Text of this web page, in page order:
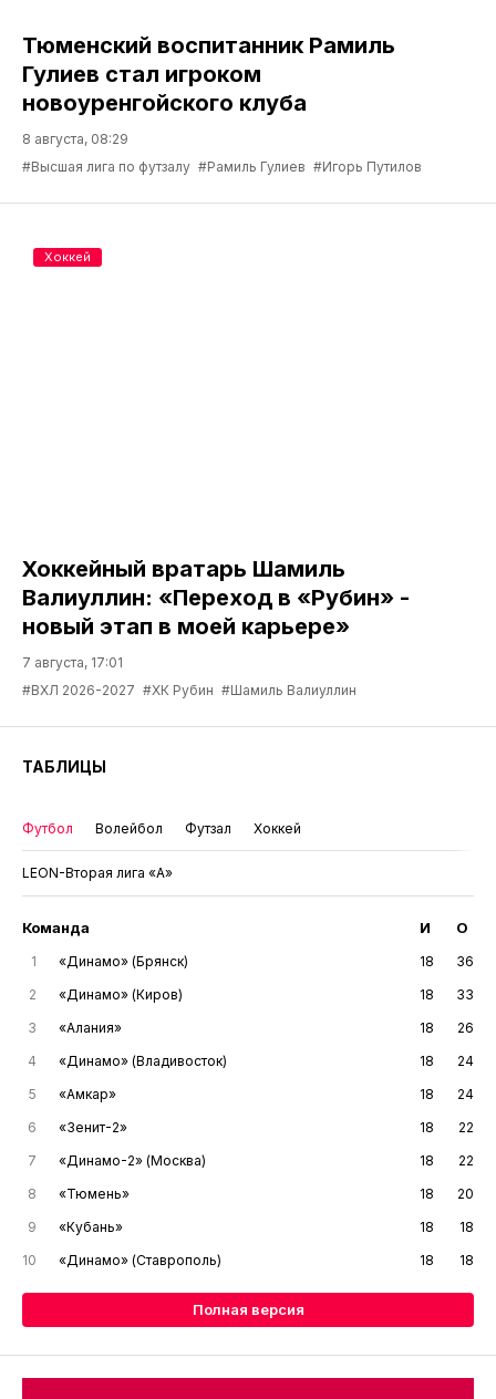
Тюменский воспитанник Рамиль
Гулиев стал игроком
новоуренгойского клуба
8 августа, 08:29
#Высшая лига по футзалу #Рамиль Гулиев #Игорь Путилов
Хоккейный вратарь Шамиль
Валиуллин: «Переход в «Рубин» -
новый этап в моей карьере»
7 августа, 17:01
#ВХЛ 2026-2027 #ХК Рубин #Шамиль Валиуллин
Хоккей
ТАБЛИЦЫ
Футбол Волейбол Футзал Хоккей
LEON-Вторая лига «А»
Команда И О
1 «Динамо» (Брянск) 18
36
2
«Динамо» (Киров) 18
33
3
«Алания» 18
26
4
«Динамо» (Владивосток) 18
24
5
«Амкар» 18
24
6
«Зенит-2» 18
22
7
«Динамо-2» (Москва) 18
22
8
«Тюмень» 18
20
9
«Кубань» 18
18
10
«Динамо» (Ставрополь) 18 18
Полная версия